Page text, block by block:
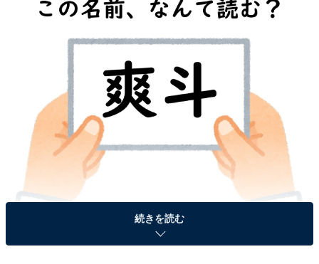
続きを読む